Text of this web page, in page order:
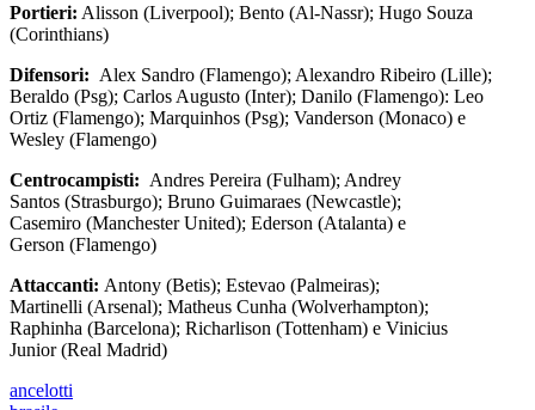
Portieri: Alisson (Liverpool); Bento (Al-Nassr); Hugo Souza
(Corinthians)
Difensori: Alex Sandro (Flamengo); Alexandro Ribeiro (Lille);
Beraldo (Psg); Carlos Augusto (Inter); Danilo (Flamengo): Leo
Ortiz (Flamengo); Marquinhos (Psg); Vanderson (Monaco) e
Wesley (Flamengo)
Centrocampisti: Andres Pereira (Fulham); Andrey
Santos (Strasburgo); Bruno Guimaraes (Newcastle);
Casemiro (Manchester United); Ederson (Atalanta) e
Gerson (Flamengo)
Attaccanti: Antony (Betis); Estevao (Palmeiras);
Martinelli (Arsenal); Matheus Cunha (Wolverhampton);
Raphinha (Barcelona); Richarlison (Tottenham) e Vinicius
Junior (Real Madrid)
ancelotti